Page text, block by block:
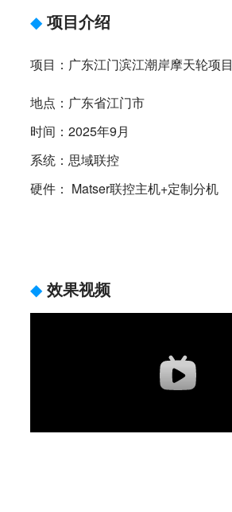
◆ 项目介绍
项目：广东江门滨江潮岸摩天轮项目
地点：广东省江门市
时间：2025年9月
系统：思域联控
硬件： Matser联控主机+定制分机
◆ 效果视频